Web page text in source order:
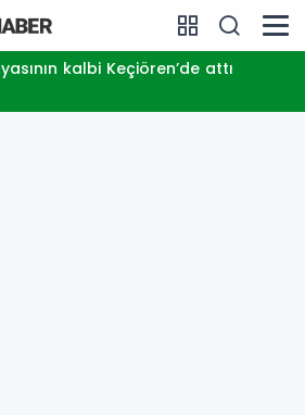
kalbi Keçiören’de attı